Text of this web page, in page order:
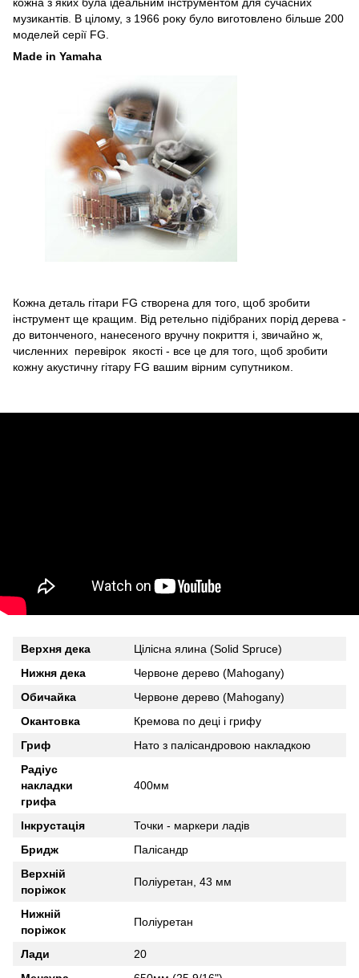
кожна з яких була ідеальним інструментом для сучасних
музикантів. В цілому, з 1966 року було виготовлено більше 200
моделей серії FG.
Made in Yamaha
Кожна деталь гітари FG створена для того, щоб зробити
інструмент ще кращим. Від ретельно підібраних порід дерева -
до витонченого, нанесеного вручну покриття і, звичайно ж,
численних перевірок якості - все це для того, щоб зробити
кожну акустичну гітару FG вашим вірним супутником.
Верхня дека
Цілісна ялина (Solid Spruce)
Нижня дека
Червоне дерево (Mahogany)
Обичайка
Червоне дерево (Mahogany)
Окантовка
Кремова по деці і грифу
Гриф
Нато з палісандровою накладкою
Радіус
накладки
грифа
400мм
Інкрустація
Точки - маркери ладів
Бридж
Палісандр
Верхній
поріжок
Поліуретан, 43 мм
Нижній
поріжок
Поліуретан
Лади
20